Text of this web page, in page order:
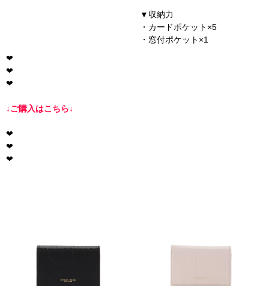
▼収納力
・カードポケット×5
・窓付ポケット×1
❤︎
❤︎
❤︎
↓ご購入はこちら↓
❤︎
❤︎
❤︎